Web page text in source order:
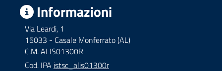
Informazioni
Via Leardi, 1
15033 - Casale Monferrato (AL)
C.M. ALIS01300R
Cod. IPA istsc_alis01300r